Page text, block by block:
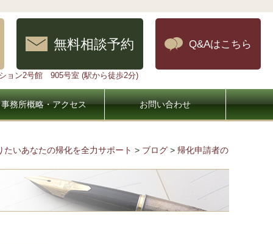
無料相談予約 Q&Aはこちら
ョン2号館 905号室 (駅から徒歩2分)
事務所概略・アクセス お問い合わせ
いあなたの帰化を全力サポート > ブログ > 帰化申請者の